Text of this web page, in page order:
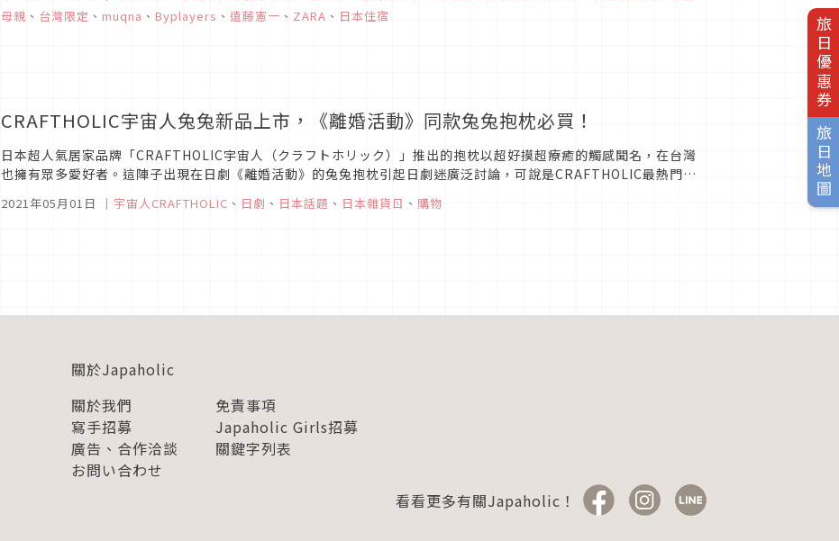
旅日優惠券
旅日地圖
母親 、 台灣限定 、 muqna 、 Byplayers 、 遠藤憲一 、 ZARA 、 日本住宿
CRAFTHOLIC宇宙人兔兔新品上市，《離婚活動》同款兔兔抱枕必買！
日本超人氣居家品牌「CRAFTHOLIC宇宙人（クラフトホリック）」推出的抱枕以超好摸超療癒的觸感聞名，在台灣
也擁有眾多愛好者。這陣子出現在日劇《離婚活動》的兔兔抱枕引起日劇迷廣泛討論，可說是CRAFTHOLIC最熱門的
2021年05月01日 ｜ 宇宙人CRAFTHOLIC 、 日劇 、 日本話題 、 日本雜貨ㄖ 、 購物
關於Japaholic
關於我們
免責事項
寫手招募
Japaholic Girls招募
廣告、合作洽談
關鍵字列表
お問い合わせ
看看更多有關Japaholic！